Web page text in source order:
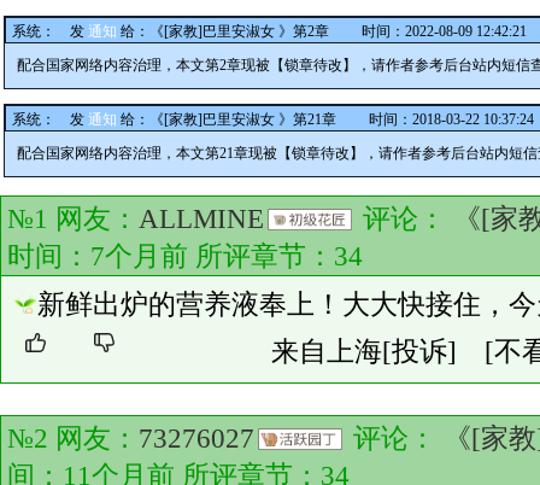
系统： 发 通知 给： 《[家教]巴里安淑女 》第2章
时间：2022-08-09 12:42:21
配合国家网络内容治理，本文第2章现被【锁章待改】，请作者参考后台站内短
系统： 发 通知 给： 《[家教]巴里安淑女 》第21章
时间：2018-03-22 10:37:24
配合国家网络内容治理，本文第21章现被【锁章待改】，请作者参考后台站内短
№1 网友： ALLMINE 评论：
《[家
时间：7个月前 所评章节： 34
新鲜出炉的营养液奉上！大大快接住，
来自上海[投诉] [不
№2 网友： 73276027 评论：
《[家
间：11个月前 所评章节： 34